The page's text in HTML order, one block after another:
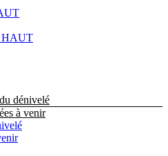
HAUT
dénivelé
à venir